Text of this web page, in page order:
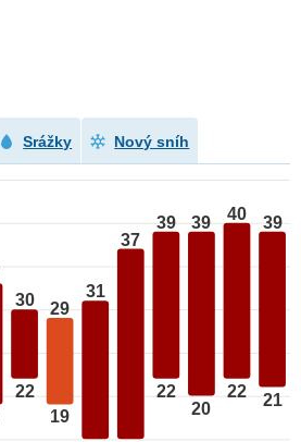
Srážky Nový sníh
30
22
29
19
31
37
39
22
39
20
40
22
39
21